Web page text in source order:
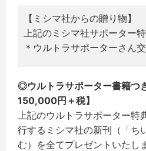
【ミシマ社からの贈り物】
上記のミシマ社サポーター特
＊ウルトラサポーターさん
◎ウルトラサポーター書籍つ
150,000円＋税】
上記のウルトラサポーター特
行するミシマ社の新刊（「ち
む）を全てプレゼントいたし